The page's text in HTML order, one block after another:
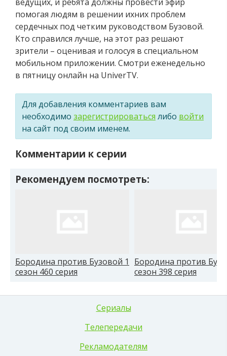
помогая людям в решении ихних проблем
сердечных под четким руководством Бузовой.
Кто справился лучше, на этот раз решают
зрители – оценивая и голосуя в специальном
мобильном приложении. Смотри еженедельно
в пятницу онлайн на UniverTV.
Для добавления комментариев вам
необходимо зарегистрироваться либо войти
на сайт под своим именем.
Комментарии к серии
Рекомендуем посмотреть:
Бородина против Бузовой 1
сезон 460 серия
Бородина против
сезон 398 серия
Сериалы
Телепередачи
Рекламодателям